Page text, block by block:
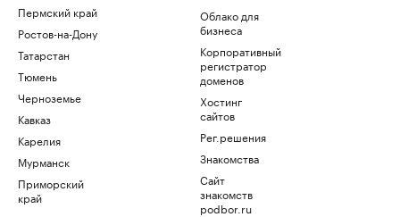
Пермский край
Ростов-на-Дону
Татарстан
Тюмень
Черноземье
Кавказ
Карелия
Мурманск
Приморский
край
Облако для
бизнеса
Корпоративный
регистратор
доменов
Хостинг
сайтов
Рег.решения
Знакомства
Сайт
знакомств
podbor.ru